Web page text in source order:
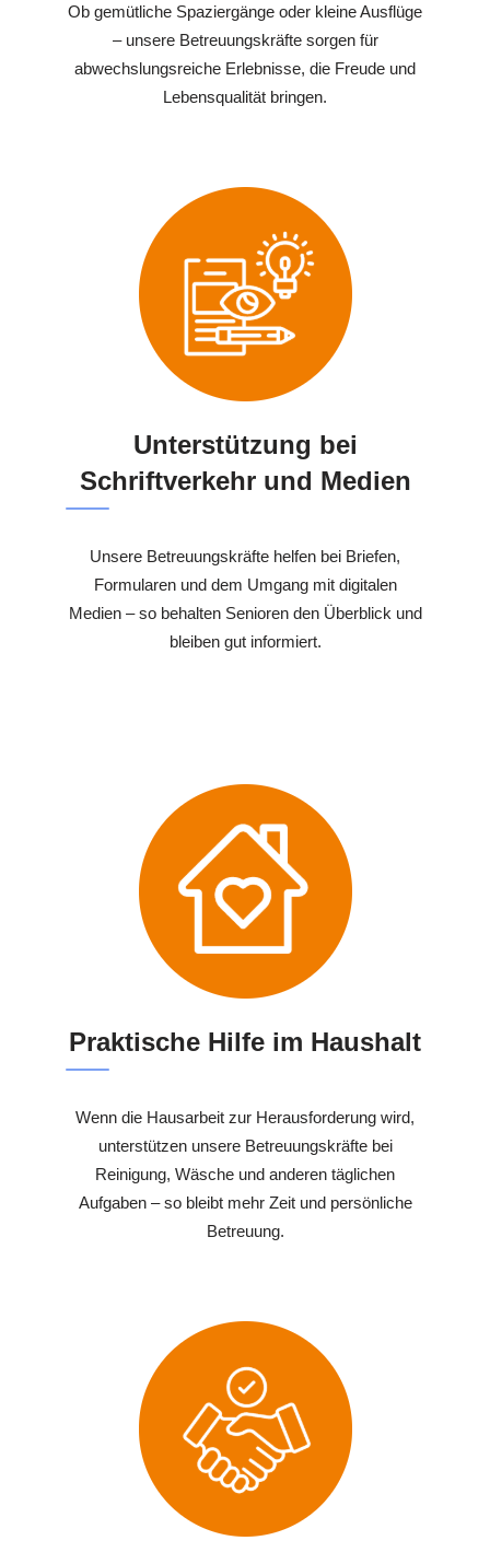
Ob gemütliche Spaziergänge oder kleine Ausflüge
– unsere Betreuungskräfte sorgen für
abwechslungsreiche Erlebnisse, die Freude und
Lebensqualität bringen.
Unterstützung bei
Schriftverkehr und Medien
Unsere Betreuungskräfte helfen bei Briefen,
Formularen und dem Umgang mit digitalen
Medien – so behalten Senioren den Überblick und
bleiben gut informiert.
Praktische Hilfe im Haushalt
Wenn die Hausarbeit zur Herausforderung wird,
unterstützen unsere Betreuungskräfte bei
Reinigung, Wäsche und anderen täglichen
Aufgaben – so bleibt mehr Zeit und persönliche
Betreuung.